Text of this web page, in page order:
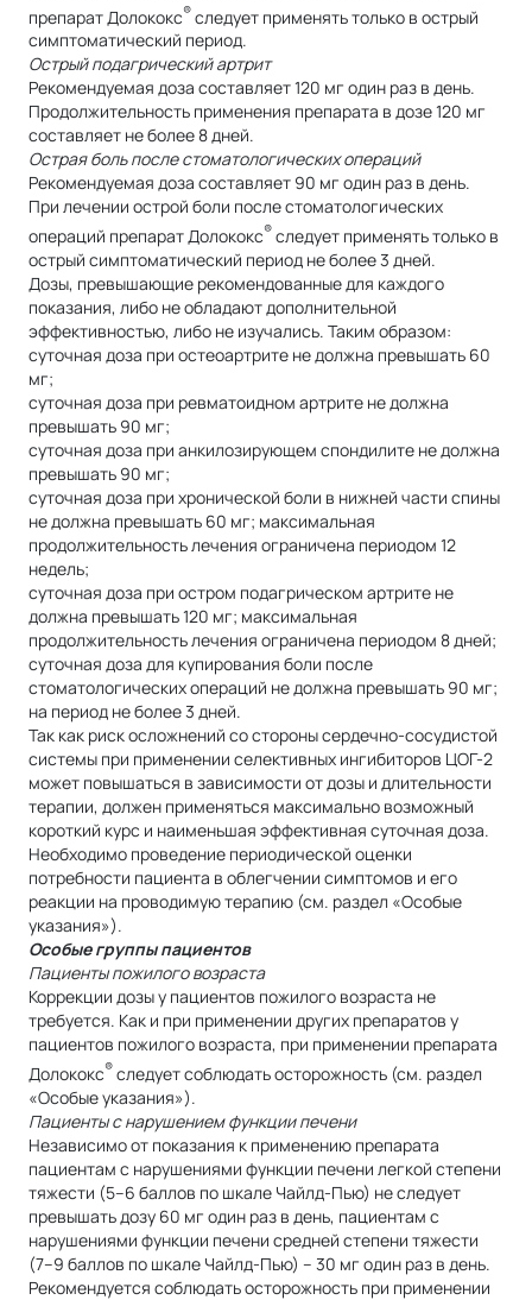
препарат Долококс® следует применять только в острый
симптоматический период.
Острый подагрический артрит
Рекомендуемая доза составляет 120 мг один раз в день.
Продолжительность применения препарата в дозе 120 мг
составляет не более 8 дней.
Острая боль после стоматологических операций
Рекомендуемая доза составляет 90 мг один раз в день.
При лечении острой боли после стоматологических
операций препарат Долококс® следует применять только в
острый симптоматический период не более 3 дней.
Дозы, превышающие рекомендованные для каждого
показания, либо не обладают дополнительной
эффективностью, либо не изучались. Таким образом:
суточная доза при остеоартрите не должна превышать 60
мг;
суточная доза при ревматоидном артрите не должна
превышать 90 мг;
суточная доза при анкилозирующем спондилите не должна
превышать 90 мг;
суточная доза при хронической боли в нижней части спины
не должна превышать 60 мг; максимальная
продолжительность лечения ограничена периодом 12
недель;
суточная доза при остром подагрическом артрите не
должна превышать 120 мг; максимальная
продолжительность лечения ограничена периодом 8 дней;
суточная доза для купирования боли после
стоматологических операций не должна превышать 90 мг;
на период не более 3 дней.
Так как риск осложнений со стороны сердечно-сосудистой
системы при применении селективных ингибиторов ЦОГ-2
может повышаться в зависимости от дозы и длительности
терапии, должен применяться максимально возможный
короткий курс и наименьшая эффективная суточная доза.
Необходимо проведение периодической оценки
потребности пациента в облегчении симптомов и его
реакции на проводимую терапию (см. раздел «Особые
указания»).
Особые группы пациентов
Пациенты пожилого возраста
Коррекции дозы у пациентов пожилого возраста не
требуется. Как и при применении других препаратов у
пациентов пожилого возраста, при применении препарата
Долококс® следует соблюдать осторожность (см. раздел
«Особые указания»).
Пациенты с нарушением функции печени
Независимо от показания к применению препарата
пациентам с нарушениями функции печени легкой степени
тяжести (5–6 баллов по шкале Чайлд-Пью) не следует
превышать дозу 60 мг один раз в день, пациентам с
нарушениями функции печени средней степени тяжести
(7–9 баллов по шкале Чайлд-Пью) – 30 мг один раз в день.
Рекомендуется соблюдать осторожность при применении